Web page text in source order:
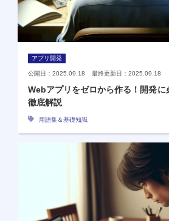
アプリ開発
公開日：2025.09.18 最終更新日：2025.09.18
Webアプリをゼロから作る！開発に
徹底解説
用語集＆基礎知識